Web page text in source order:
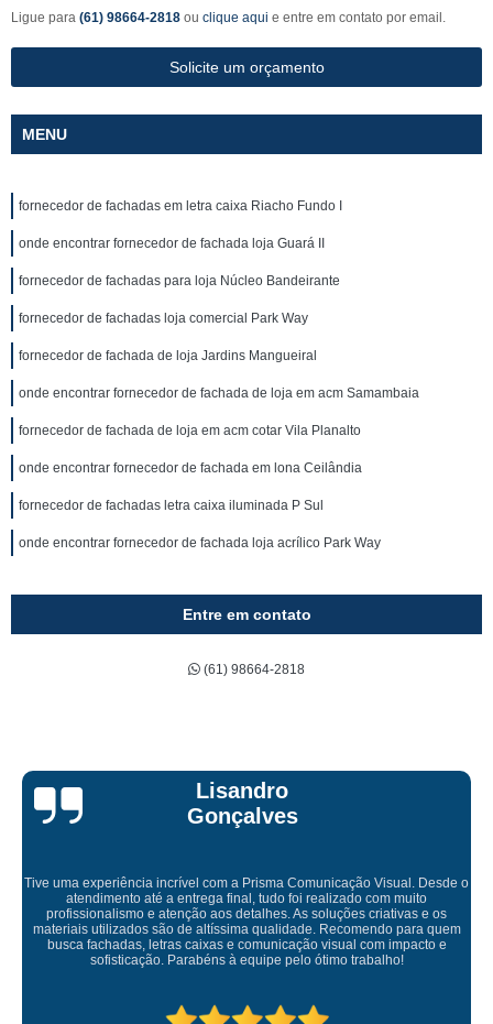
Ligue para (61) 98664-2818 ou clique aqui e entre em contato por email.
Solicite um orçamento
MENU
fornecedor de fachadas em letra caixa Riacho Fundo I
onde encontrar fornecedor de fachada loja Guará II
fornecedor de fachadas para loja Núcleo Bandeirante
fornecedor de fachadas loja comercial Park Way
fornecedor de fachada de loja Jardins Mangueiral
onde encontrar fornecedor de fachada de loja em acm Samambaia
fornecedor de fachada de loja em acm cotar Vila Planalto
onde encontrar fornecedor de fachada em lona Ceilândia
fornecedor de fachadas letra caixa iluminada P Sul
onde encontrar fornecedor de fachada loja acrílico Park Way
Entre em contato
(61) 98664-2818
o
quem
Bruna Eduarda
Empresa maravilhosa, entregue antes do prazo e a
ficou perfeita, indico de olhos fechados